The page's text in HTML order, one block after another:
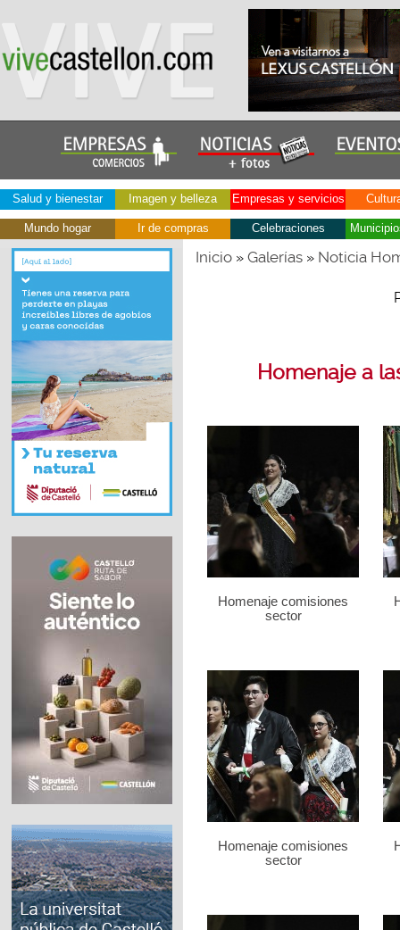
Salud y bienestar Imagen y belleza Empresas y servicios
Mundo hogar Ir de compras Celebraciones
Inicio» Galerías» Noticia
Homenaje a
Homenaje comisiones
sector
Homenaje comisiones
sector